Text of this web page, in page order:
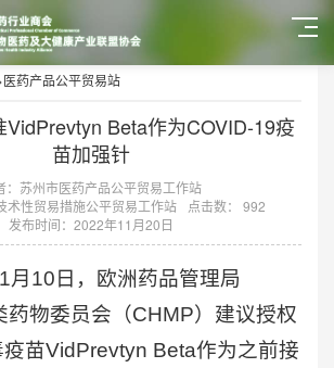
医药产品公平贸易站
VidPrevtyn Beta作为COVID-19疫
苗加强针
：苏州市医药产品公平贸易工作站
术性贸易措施公平贸易工作站
点击数： 992
发布时间：2022年11月20日
10日，欧洲药品管理局
药物委员会（CHMP）建议授权
苗VidPrevtyn Beta作为之前接